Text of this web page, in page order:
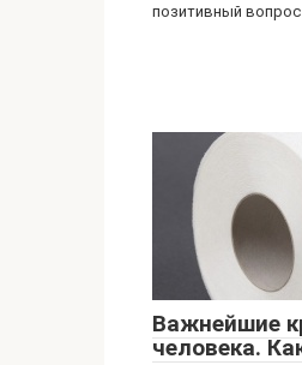
позитивный вопрос
Важнейшие
человека.